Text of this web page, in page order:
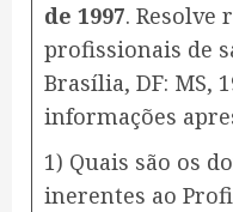
de 1997. Resolve
profissionais de
Brasília, DF: MS,
informações
1) Quais são os
inerentes ao